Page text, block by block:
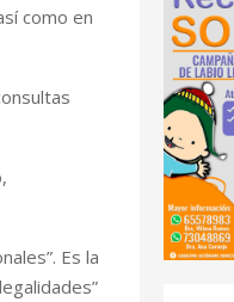
como en
Es la